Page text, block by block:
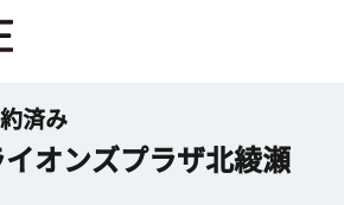
済み
イオンズプラザ北綾瀬